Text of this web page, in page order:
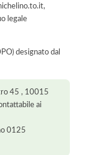
legale
designato dal
45 , 10015
ai
0125